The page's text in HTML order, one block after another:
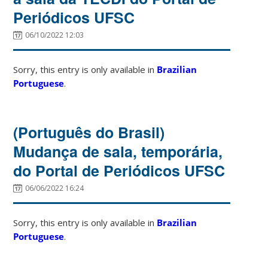
Periódicos UFSC
06/10/2022 12:03
Sorry, this entry is only available in Brazilian
Portuguese.
(Português do Brasil)
Mudança de sala, temporária,
do Portal de Periódicos UFSC
06/06/2022 16:24
Sorry, this entry is only available in Brazilian
Portuguese.